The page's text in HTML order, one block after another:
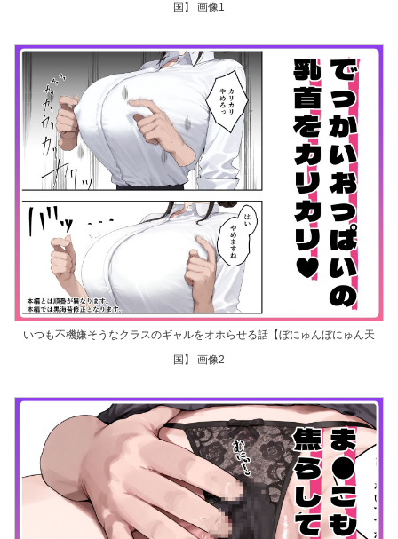
国】 画像1
いつも不機嫌そうなクラスのギャルをオホらせる話【ぼにゅんぼにゅん天
国】 画像2